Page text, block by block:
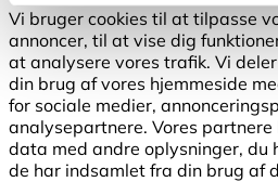
Vi bruger cookies til at tilpasse
annoncer, til at vise dig
at analysere vores trafik. Vi
din brug af vores hjemmeside
for sociale medier,
analysepartnere. Vores partnere
data med andre oplysninger, du
de har indsamlet fra din brug af